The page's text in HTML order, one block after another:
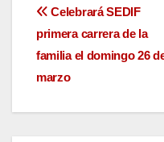
de
entradas
Celebrará SEDIF
primera carrera de la
familia el domingo 26
marzo